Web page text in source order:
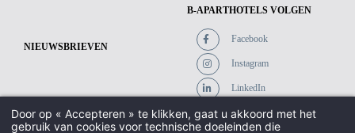
NIEUWSBRIEVEN
B-APARTHOTELS VOLGEN
Facebook
Instagram
LinkedIn
Door op « Accepteren » te klikken, gaat u akkoord met het
gebruik van cookies voor technische doeleinden die